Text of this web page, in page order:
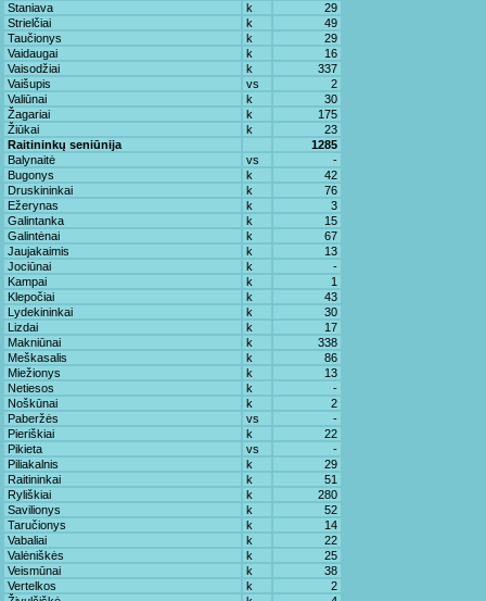
Staniava
k
29
Strielčiai
k
49
Taučionys
k
29
Vaidaugai
k
16
Vaisodžiai
k
337
Vaišupis
vs
2
Valiūnai
k
30
Žagariai
k
175
Žiūkai
k
23
Raitininkų seniūnija
1285
Balynaitė
vs
-
Bugonys
k
42
Druskininkai
k
76
Ežerynas
k
3
Galintanka
k
15
Galintėnai
k
67
Jaujakaimis
k
13
Jociūnai
k
-
Kampai
k
1
Klepočiai
k
43
Lydekininkai
k
30
Lizdai
k
17
Makniūnai
k
338
Meškasalis
k
86
Miežionys
k
13
Netiesos
k
-
Noškūnai
k
2
Paberžės
vs
-
Pieriškiai
k
22
Pikieta
vs
-
Piliakalnis
k
29
Raitininkai
k
51
Ryliškiai
k
280
Savilionys
k
52
Taručionys
k
14
Vabaliai
k
22
Valėniškės
k
25
Veismūnai
k
38
Vertelkos
k
2